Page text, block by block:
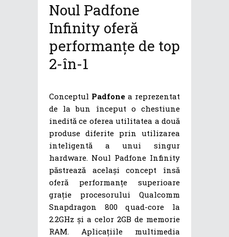
Noul Padfone
Infinity oferă
performanțe de top
2-în-1
Conceptul Padfone a reprezentat
de la bun început o chestiune
inedită ce oferea utilitatea a două
produse diferite prin utilizarea
inteligentă a unui singur
hardware. Noul Padfone Infinity
păstrează același concept însă
oferă performanțe superioare
grație procesorului Qualcomm
Snapdragon 800 quad-core la
2.2GHz și a celor 2GB de memorie
RAM. Aplicațiile multimedia